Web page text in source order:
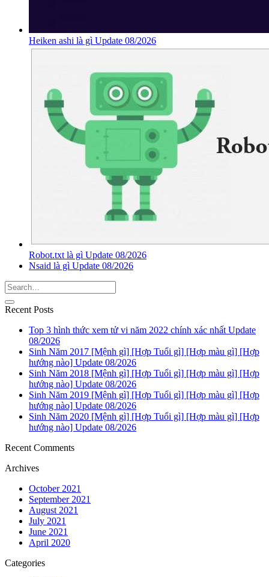
Heiken ashi là gì Update 08/2026
Robot.txt là gì Update 08/2026
Nsaid là gì Update 08/2026
Recent Posts
Top 3 hình thức xem tử vi năm 2022 chính xác nhất Update
08/2026
Sinh Năm 2017 [Mệnh gì] [Hợp Tuổi gì] [Hợp màu gì] [Hợp
hướng nào] Update 08/2026
Sinh Năm 2018 [Mệnh gì] [Hợp Tuổi gì] [Hợp màu gì] [Hợp
hướng nào] Update 08/2026
Sinh Năm 2019 [Mệnh gì] [Hợp Tuổi gì] [Hợp màu gì] [Hợp
hướng nào] Update 08/2026
Sinh Năm 2020 [Mệnh gì] [Hợp Tuổi gì] [Hợp màu gì] [Hợp
hướng nào] Update 08/2026
Recent Comments
Archives
October 2021
September 2021
August 2021
July 2021
June 2021
April 2020
Categories